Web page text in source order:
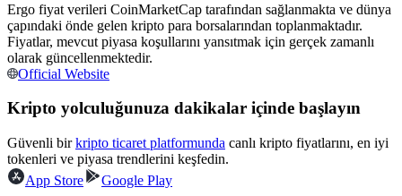
Kopya Ticaret
Ergo fiyat verileri CoinMarketCap tarafından sağlanmakta ve dünya
çapındaki önde gelen kripto para borsalarından toplanmaktadır.
Fiyatlar, mevcut piyasa koşullarını yansıtmak için gerçek zamanlı
olarak güncellenmektedir.
Official Website
Kripto yolculuğunuza dakikalar içinde başlayın
Güvenli birkripto ticaret platformunda canlı kripto fiyatlarını, en iyi
tokenleri ve piyasa trendlerini keşfedin.
App Store
Google Play